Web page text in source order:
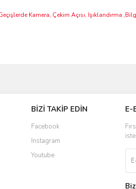
Kamera, Çekim Açısı, Işıklandırma
BİZİ TAKİP EDİN
Facebook
Instagram
Youtube
E-